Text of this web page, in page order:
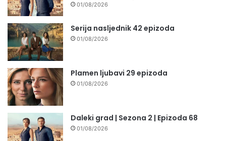
01/08/2026
Serija nasljednik 42 epizoda
01/08/2026
Plamen ljubavi 29 epizoda
01/08/2026
Daleki grad | Sezona 2 | Epizoda 68
01/08/2026